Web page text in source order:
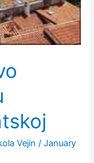
Vejin/January